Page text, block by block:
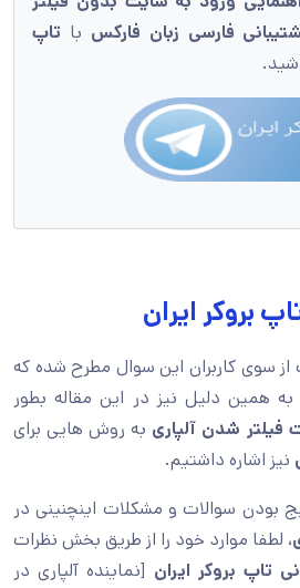
فارسی زبان فارکس با تاپ
بروکر ایران
از سوی کاربران این سوال مطرح شده که
به همین دلیل نیز در این مقاله بطور
فیلتر شدن آلپاری به روش هایی برای
نیز اشاره داشتیم.
بودن سوالات و مشکلات اینچنینی در
، لطفا موارد خود را از طریق بخش نظرات
تاپ بروکر ایران [نماینده آلپاری در